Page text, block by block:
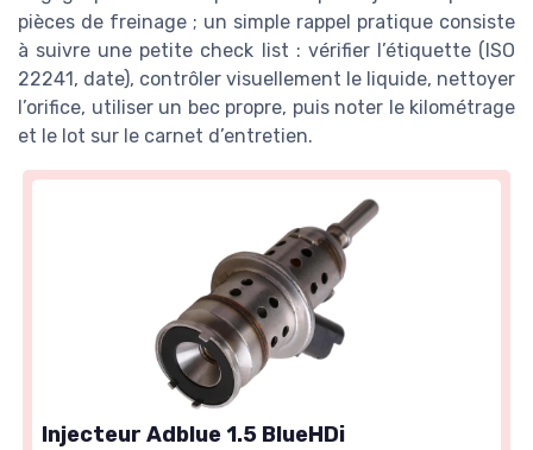
pièces de freinage ; un simple rappel pratique consiste
à suivre une petite check list : vérifier l’étiquette (ISO
22241, date), contrôler visuellement le liquide, nettoyer
l’orifice, utiliser un bec propre, puis noter le kilométrage
et le lot sur le carnet d’entretien.
Injecteur Adblue 1.5 BlueHDi